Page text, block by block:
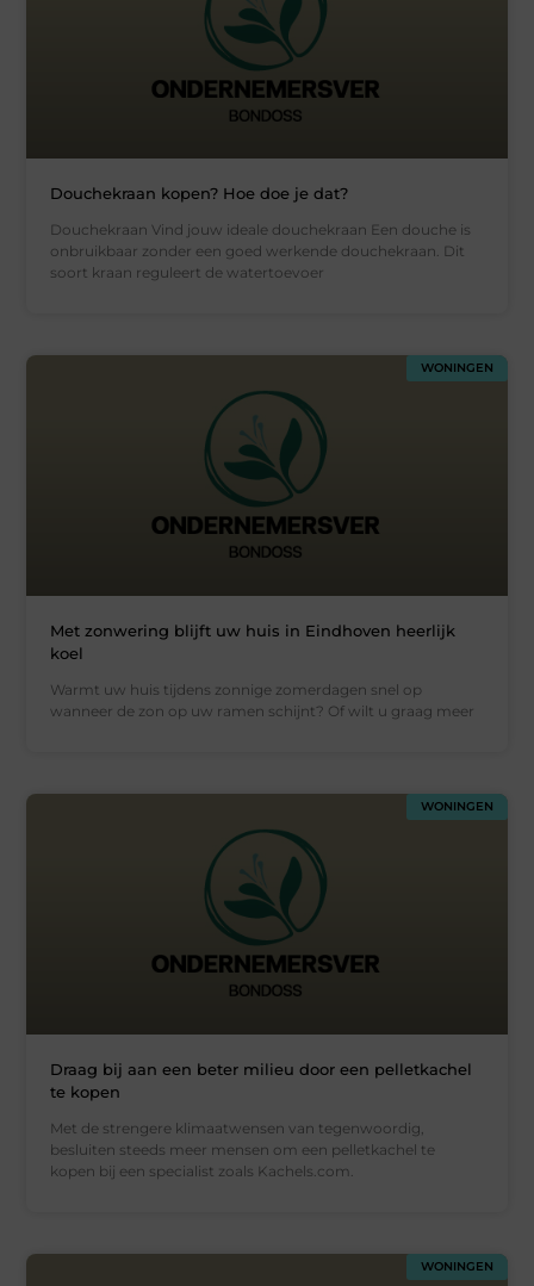
Douchekraan kopen? Hoe doe je dat?
Douchekraan Vind jouw ideale douchekraan Een douche is
onbruikbaar zonder een goed werkende douchekraan. Dit
soort kraan reguleert de watertoevoer
WONINGEN
Met zonwering blijft uw huis in Eindhoven heerlijk
koel
Warmt uw huis tijdens zonnige zomerdagen snel op
wanneer de zon op uw ramen schijnt? Of wilt u graag meer
WONINGEN
Draag bij aan een beter milieu door een pelletkachel
te kopen
Met de strengere klimaatwensen van tegenwoordig,
besluiten steeds meer mensen om een pelletkachel te
kopen bij een specialist zoals Kachels.com.
WONINGEN